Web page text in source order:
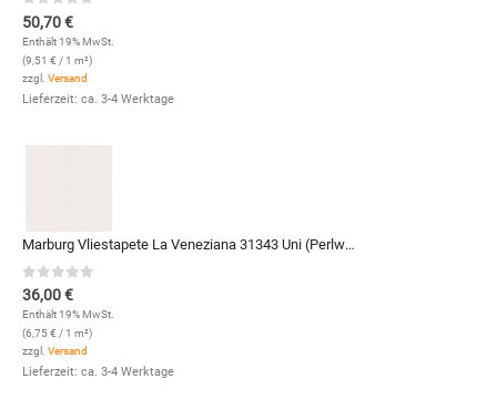
0out of 5
50,70€
Enthält 19% MwSt.
(9,51 € / 1 m²)
zzgl. Versand
Lieferzeit: ca. 3-4 Werktage
Marburg Vliestapete La Veneziana 31343 Uni (Perlweiß)
0out of 5
36,00€
Enthält 19% MwSt.
(6,75€ / 1 m²)
zzgl. Versand
Lieferzeit: ca. 3-4 Werktage